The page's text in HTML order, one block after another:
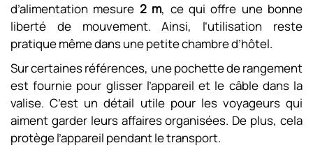
d’alimentation mesure 2 m, ce qui offre une bonne
liberté de mouvement. Ainsi, l’utilisation reste
pratique même dans une petite chambre d’hôtel.
Sur certaines références, une pochette de rangement
est fournie pour glisser l’appareil et le câble dans la
valise. C’est un détail utile pour les voyageurs qui
aiment garder leurs affaires organisées. De plus, cela
protège l’appareil pendant le transport.